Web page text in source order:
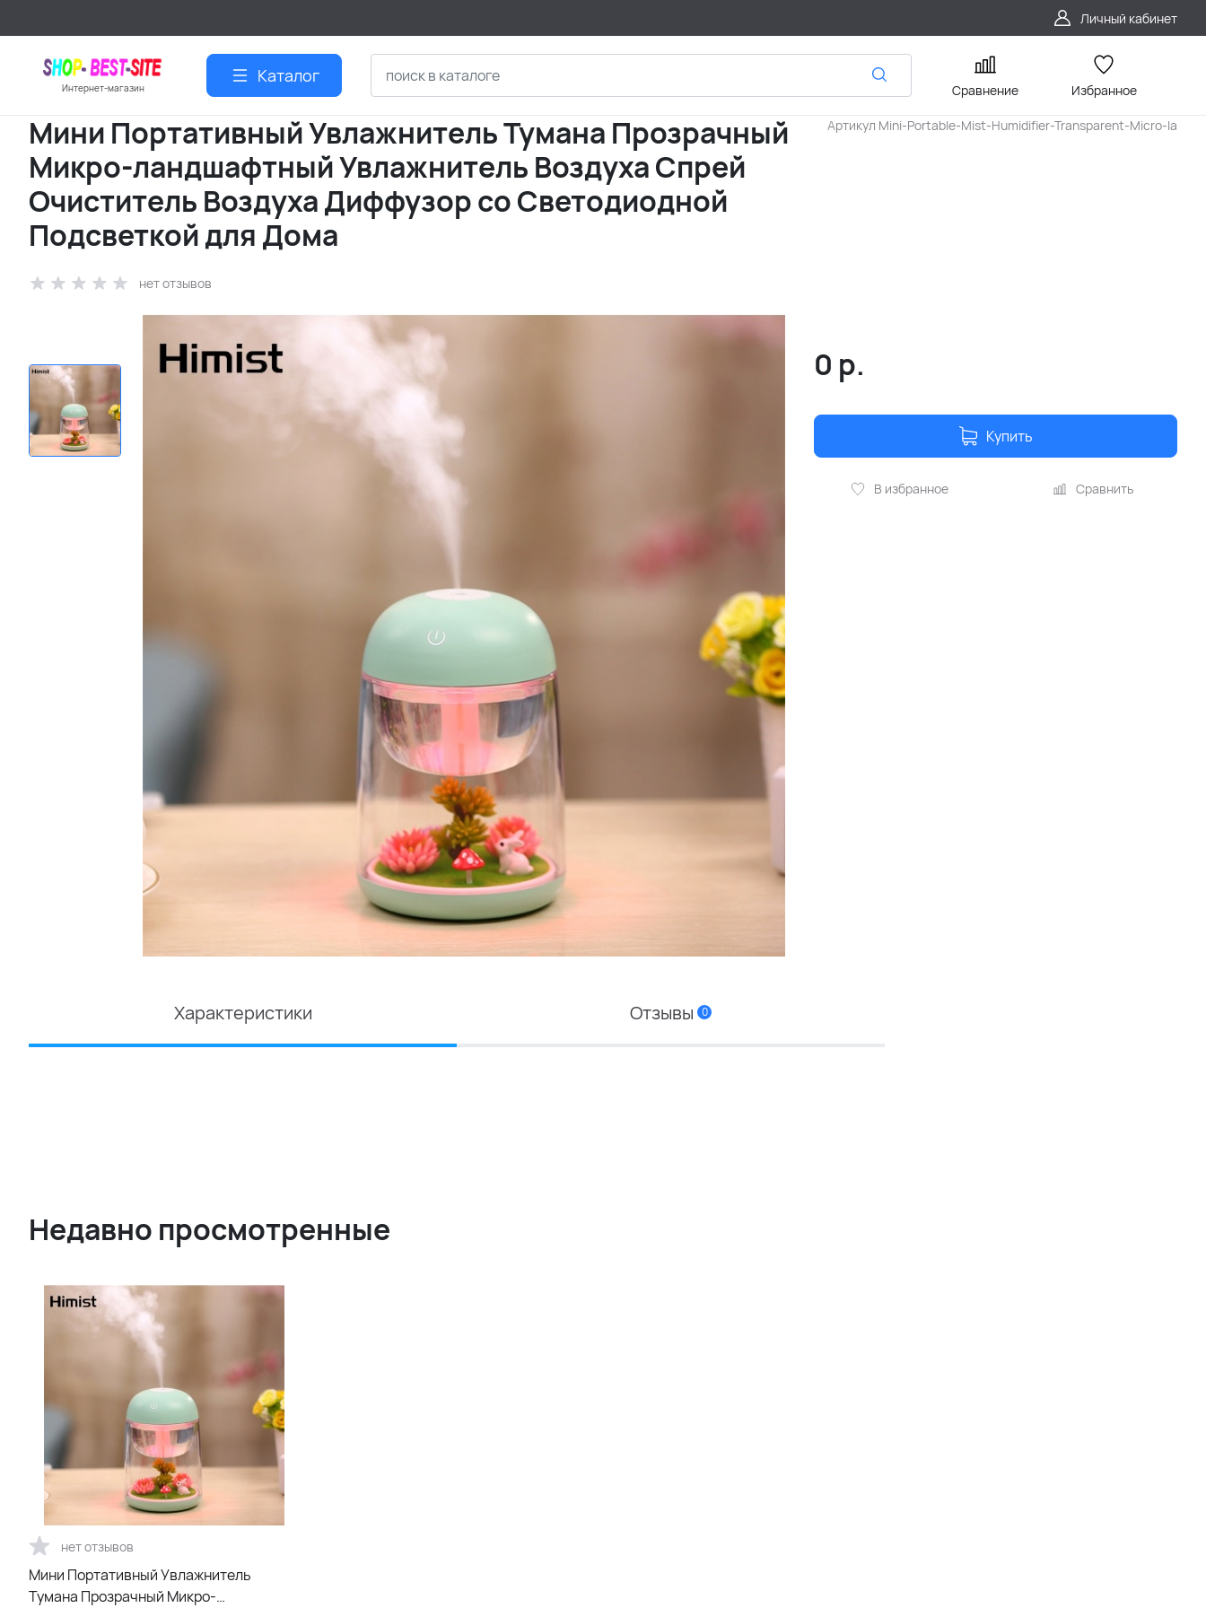
Личный кабинет
Интернет-магазин
Каталог
Сравнение Избранное
Артикул Mini-Portable-Mist-Humidifier-Transparent-Micro-la
Мини Портативный Увлажнитель Тумана Прозрачный
Микро-ландшафтный Увлажнитель Воздуха Спрей
Очиститель Воздуха Диффузор со Светодиодной
Подсветкой для Дома
нет отзывов
0 р.
Купить
В избранное Сравнить
Характеристики Отзывы 0
Недавно просмотренные
нет отзывов
Мини Портативный Увлажнитель
Тумана Прозрачный Микро-